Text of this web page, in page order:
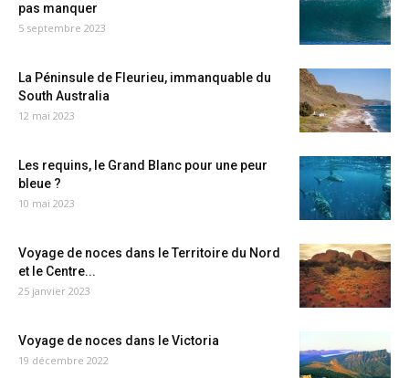
pas manquer
5 septembre 2023
La Péninsule de Fleurieu, immanquable du
South Australia
12 mai 2023
Les requins, le Grand Blanc pour une peur
bleue ?
10 mai 2023
Voyage de noces dans le Territoire du Nord
et le Centre...
25 janvier 2023
Voyage de noces dans le Victoria
19 décembre 2022